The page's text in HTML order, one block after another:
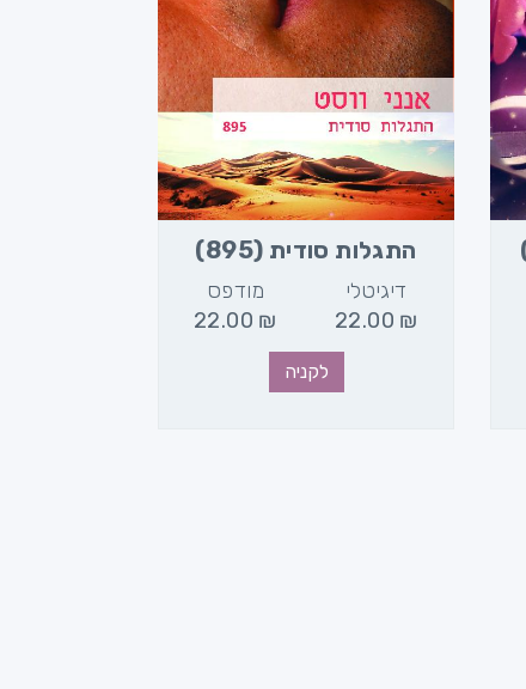
התגלות סודית (895)
מודפס
22.00 ₪
דיגיטלי
22.00 ₪
לקניה